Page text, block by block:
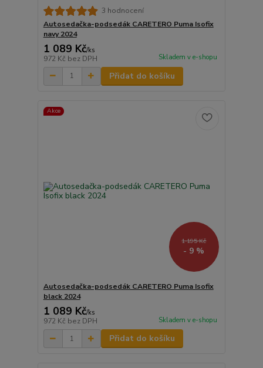
3 hodnocení
Autosedačka-podsedák CARETERO Puma Isofix
navy 2024
1 089 Kč/ks
972 Kč bez DPH Skladem v e-shopu
Přidat do košíku
Akce
1 195 Kč
- 9 %
Autosedačka-podsedák CARETERO Puma Isofix
black 2024
1 089 Kč/ks
972 Kč bez DPH Skladem v e-shopu
Přidat do košíku